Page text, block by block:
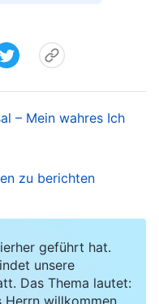
ich die
sollte.
und ich war bei
werden
und mehrmals kam
mehr ertragen
– Mein wahres Ich
zu berichten
geführt hat.
unsere
Das Thema lautet:
Herrn willkommen